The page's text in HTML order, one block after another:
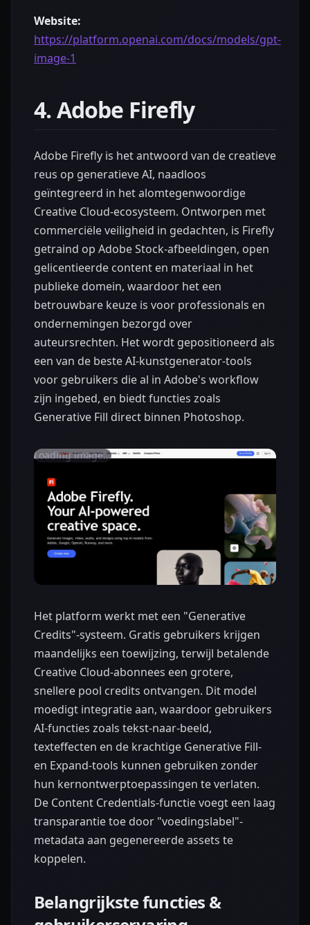
Website:
https://platform.openai.com/docs/models/gpt-
image-1
4. Adobe Firefly
Adobe Firefly is het antwoord van de creatieve
reus op generatieve AI, naadloos
geïntegreerd in het alomtegenwoordige
Creative Cloud-ecosysteem. Ontworpen met
commerciële veiligheid in gedachten, is Firefly
getraind op Adobe Stock-afbeeldingen, open
gelicentieerde content en materiaal in het
publieke domein, waardoor het een
betrouwbare keuze is voor professionals en
ondernemingen bezorgd over
auteursrechten. Het wordt gepositioneerd als
een van de beste AI-kunstgenerator-tools
voor gebruikers die al in Adobe's workflow
zijn ingebed, en biedt functies zoals
Generative Fill direct binnen Photoshop.
Loading image...
Het platform werkt met een "Generative
Credits"-systeem. Gratis gebruikers krijgen
maandelijks een toewijzing, terwijl betalende
Creative Cloud-abonnees een grotere,
snellere pool credits ontvangen. Dit model
moedigt integratie aan, waardoor gebruikers
AI-functies zoals tekst-naar-beeld,
texteffecten en de krachtige Generative Fill-
en Expand-tools kunnen gebruiken zonder
hun kernontwerptoepassingen te verlaten.
De Content Credentials-functie voegt een laag
transparantie toe door "voedingslabel"-
metadata aan gegenereerde assets te
koppelen.
Belangrijkste functies &